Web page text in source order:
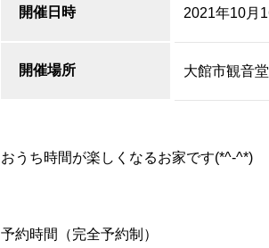
開催日時 2021年10月
開催場所 大館市観音堂
おうち時間が楽しくなるお家です(*^-^*)
予約時間（完全予約制）